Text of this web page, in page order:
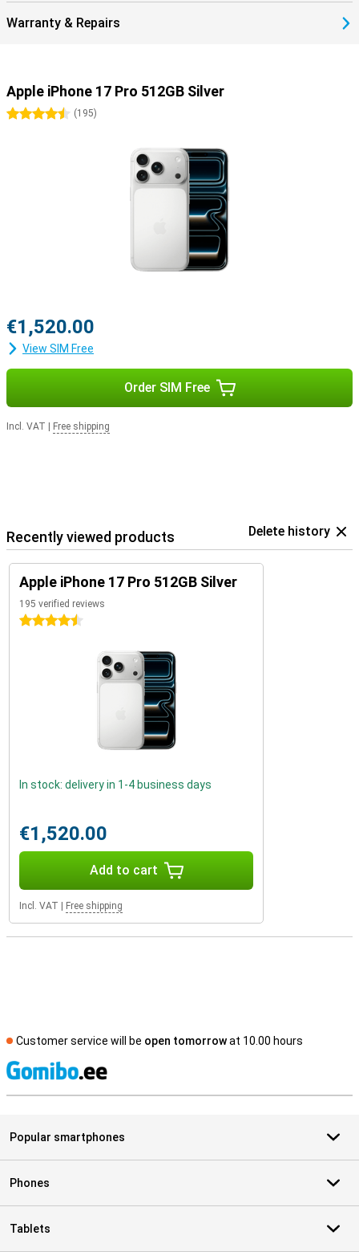
Warranty & Repairs
Apple iPhone 17 Pro 512GB Silver
4.5 stars
(195)
€1,520.00
View SIM Free
Order SIM Free
Incl. VAT Free shipping
Recently viewed products Delete history
Apple iPhone 17 Pro 512GB Silver
195 verified reviews
4.5 stars
In stock: delivery in 1-4 business days
€1,520.00
Add to cart
Incl. VAT Free shipping
Customer service will be open tomorrowat 10.00 hours
Popular smartphones
Phones
Tablets